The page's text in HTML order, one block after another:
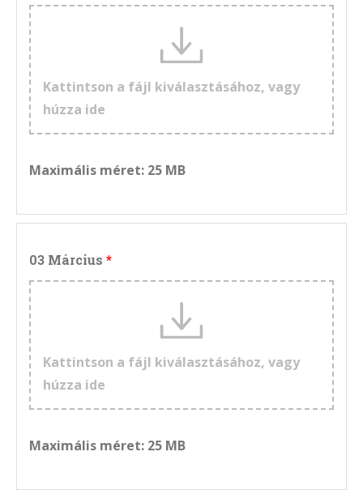
Kattintson a fájl kiválasztásához, vagy
húzza ide
Maximális méret: 25 MB
03 Március
Kattintson a fájl kiválasztásához, vagy
húzza ide
Maximális méret: 25 MB